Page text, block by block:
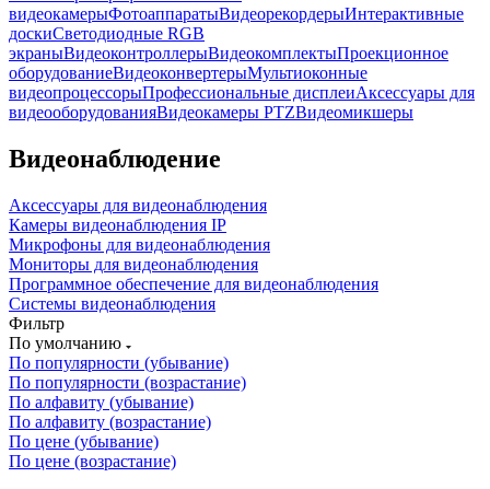
видеокамерыФотоаппаратыВидеорекордерыИнтерактивные
доскиСветодиодные RGB
экраныВидеоконтроллерыВидеокомплектыПроекционное
оборудованиеВидеоконвертерыМультиоконные
видеопроцессорыПрофессиональные дисплеиАксессуары для
видеооборудованияВидеокамеры PTZВидеомикшеры
Видеонаблюдение
Аксессуары для видеонаблюдения
Камеры видеонаблюдения IP
Микрофоны для видеонаблюдения
Мониторы для видеонаблюдения
Программное обеспечение для видеонаблюдения
Системы видеонаблюдения
Фильтр
По умолчанию
По популярности (убывание)
По популярности (возрастание)
По алфавиту (убывание)
По алфавиту (возрастание)
По цене (убывание)
По цене (возрастание)